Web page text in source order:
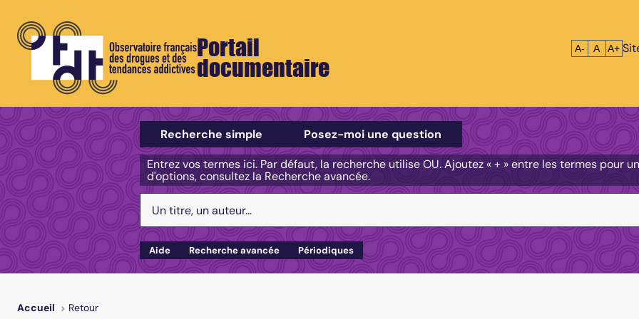
Portail
documentaire
Réduire le
A- A A+
Sélectionner un type de recherche
Recherche simple
Posez-moi une question
Entrez vos termes ici. Par défaut, la recherche utilise OU. Ajoutez « + » entre les termes pour
d'options, consultez la Recherche avancée.
Aide Recherche avancée Périodiques
Accueil Retour